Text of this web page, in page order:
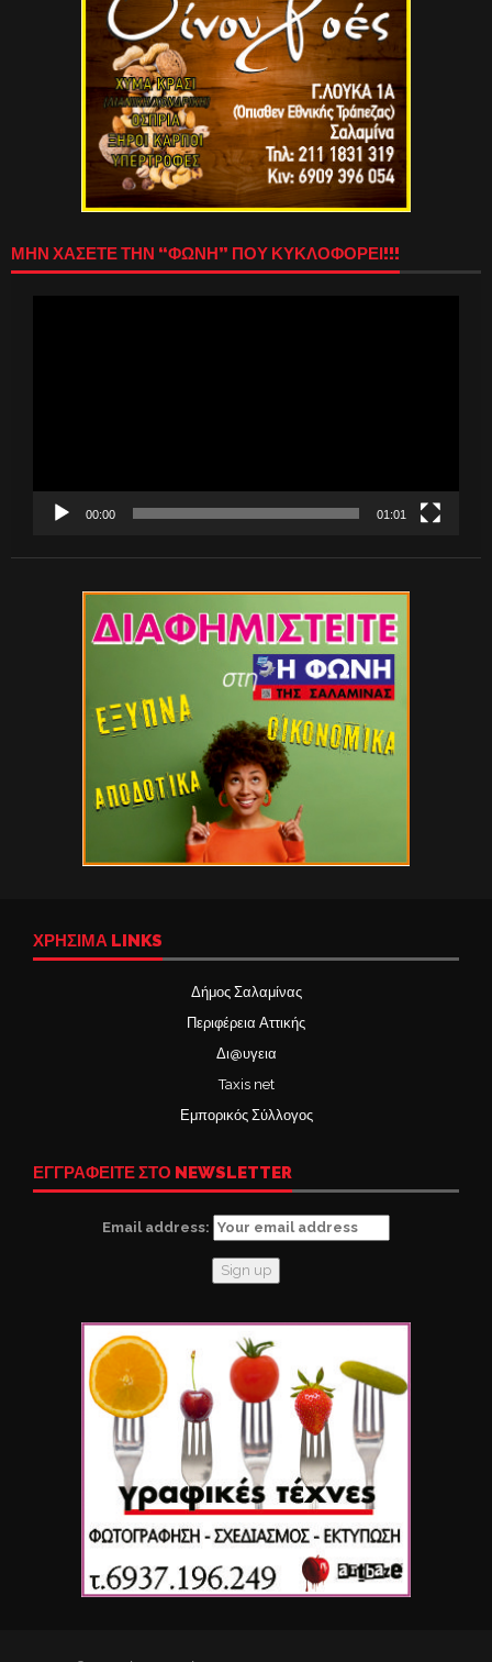
ΜΗΝ ΧΑΣΕΤΕ ΤΗΝ “ΦΩΝΗ” ΠΟΥ ΚΥΚΛΟΦΟΡΕΙ!!!
00:00 01:01
ΧΡΉΣΙΜΑ LINKS
Δήμος Σαλαμίνας
Περιφέρεια Αττικής
Δι@υγεια
Taxis net
Εμπορικός Σύλλογος
ΕΓΓΡΑΦΕΙΤΕ ΣΤΟ NEWSLETTER
Email address: